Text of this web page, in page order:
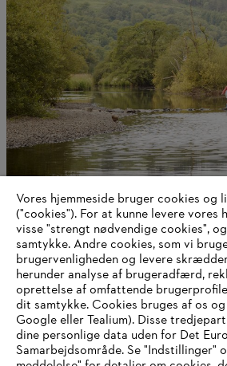
STIHL som virksomhed
Information til leverandører
Produkter
Kontakt
Karriere
Whistleblower-system
Vores hjemmeside bruger cookies og
("cookies"). For at kunne levere vores
visse "strengt nødvendige cookies",
samtykke. Andre cookies, som vi
brugervenligheden og levere
herunder analyse af brugeradfærd,
oprettelse af omfattende
dit samtykke. Cookies bruges af os
Google eller Tealium). Disse
dine personlige data uden for Det
Samarbejdsområde. Se "Indstillinger"